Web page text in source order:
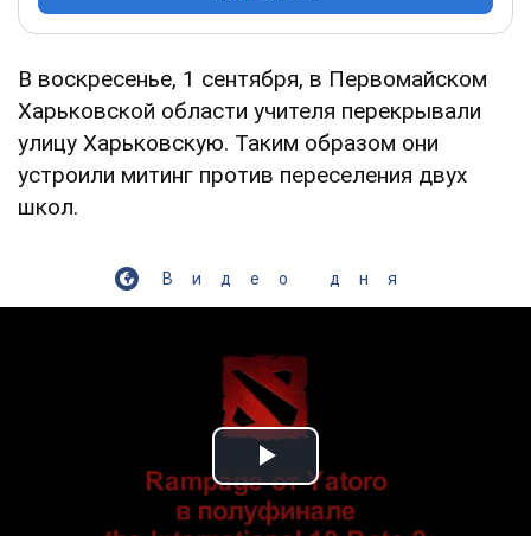
В воскресенье, 1 сентября, в Первомайском
Харьковской области учителя перекрывали
улицу Харьковскую. Таким образом они
устроили митинг против переселения двух
школ.
Видео дня
Play Video